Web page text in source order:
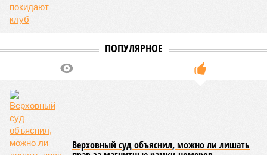
этом на бумаге даты ввода ЖК в строй продолжают
фигурировать
профильных порталах.
Для почти четырёх тысяч будущих собственников квартир
время давно измеряется не календарём, а очередными
переносами ожиданий. И пока на профильных порталах
остается сама стройка. Если на ней по-прежнему не видно
признаков масштабных работ, то неизбежно возникает
вопрос: не превращаются ли сроки ввода в декларацию,
которая все больше расходится с реальным положением
дел? Именно на этот вопрос сегодня больше всего ждут